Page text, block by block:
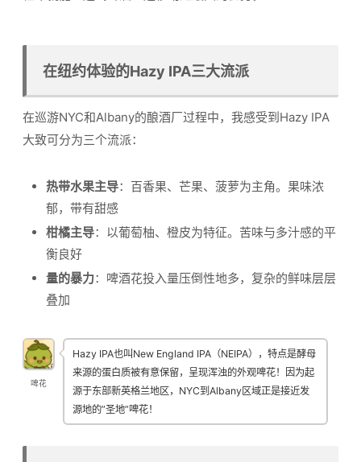
在纽约体验的Hazy IPA三大流派
在巡游NYC和Albany的酿酒厂过程中，我感受到Hazy IPA
大致可分为三个流派：
热带水果主导：百香果、芒果、菠萝为主角。果味浓
郁，带有甜感
柑橘主导：以葡萄柚、橙皮为特征。苦味与多汁感的平
衡良好
量的暴力：啤酒花投入量压倒性地多，复杂的鲜味层层
叠加
啤花
Hazy IPA也叫New England IPA（NEIPA），特点是酵母
来源的蛋白质被有意保留，呈现浑浊的外观啤花！因为起
源于东部新英格兰地区，NYC到Albany区域正是接近发
源地的”圣地”啤花！